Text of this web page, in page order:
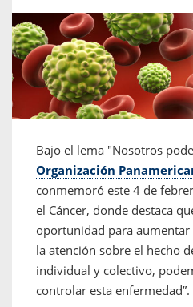
Bajo el lema "Nosotros
Organización
conmemoró este 4 de
el Cáncer, donde destaca
oportunidad para
la atención sobre el hecho
individual y colectivo,
controlar esta enfermedad”.